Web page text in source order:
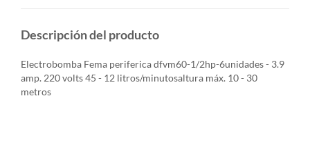
Descripción del producto
Electrobomba Fema periferica dfvm60-1/2hp-6unidades - 3.9
amp. 220 volts 45 - 12 litros/minutosaltura máx. 10 - 30
metros